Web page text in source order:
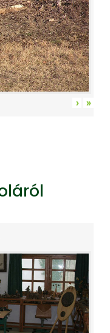
› »